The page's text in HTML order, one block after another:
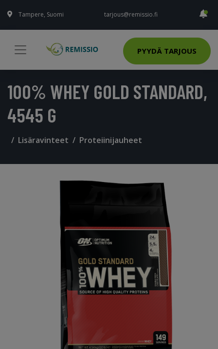
Tampere, Suomi tarjous@remissio.fi
PYYDÄ TARJOUS
100% WHEY GOLD STANDARD,
4545 G
Lisäravinteet Proteiinijauheet